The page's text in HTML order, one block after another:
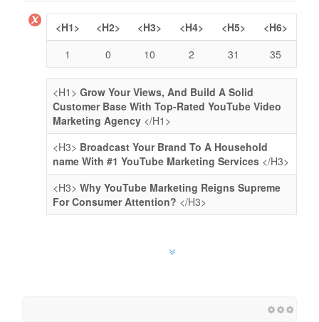
<H1> <H2> <H3> <H4> <H5>
<H6>
1
0 10 2 31 35
<H1> Grow Your Views, And Build A Solid
Customer Base With Top-Rated YouTube Video
Marketing Agency </H1>
<H3> Broadcast Your Brand To A Household
name With #1 YouTube Marketing Services </H3>
<H3> Why YouTube Marketing Reigns Supreme
For Consumer Attention? </H3>